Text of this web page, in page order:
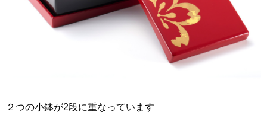
２つの小鉢が2段に重なっています